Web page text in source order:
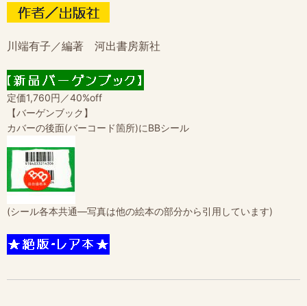
川端有子／編著 河出書房新社
定価1,760円／40%off
【バーゲンブック】
カバーの後面(バーコード箇所)にBBシール
(シール各本共通―写真は他の絵本の部分から引用しています)